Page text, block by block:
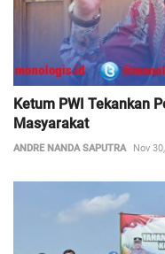
Ketum PWI Tekankan
Masyarakat
ANDRE NANDA SAPUTRA Nov